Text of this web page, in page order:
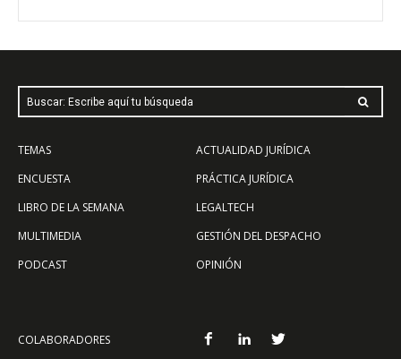
Buscar: Escribe aquí tu búsqueda
TEMAS
ENCUESTA
LIBRO DE LA SEMANA
MULTIMEDIA
PODCAST
ACTUALIDAD JURÍDICA
PRÁCTICA JURÍDICA
LEGALTECH
GESTIÓN DEL DESPACHO
OPINIÓN
COLABORADORES